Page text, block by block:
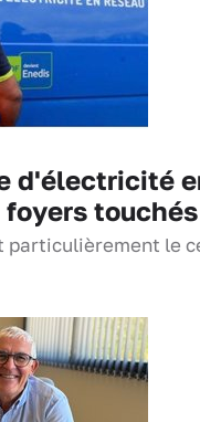
d'électricité
touchés
particulièrement le